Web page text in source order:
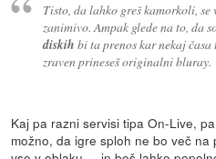
Tisto, da lahko greš kamorkoli, se
zanimivo. Ampak glede na to, da
diskih bi ta prenos kar nekaj
zraven prineseš originalni bluray.
Kaj pa razni servisi tipa On-Live,
možno, da igre sploh ne bo več